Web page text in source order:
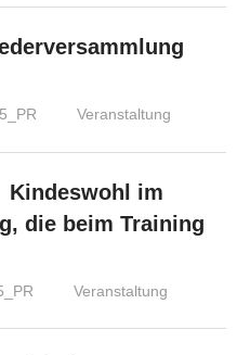
Veranstaltung
Kindeswohl im
die beim Training
Veranstaltung